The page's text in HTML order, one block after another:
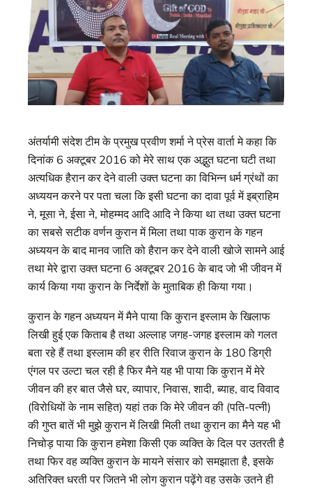
अंतर्यामी संदेश टीम के प्रमुख प्रवीण शर्मा ने प्रेस वार्ता मे कहा कि
दिनांक 6 अक्टूबर 2016 को मेरे साथ एक अद्भुत घटना घटी तथा
अत्यधिक हैरान कर देने वाली उक्त घटना का विभिन्न धर्म ग्रंथों का
अध्ययन करने पर पता चला कि इसी घटना का दावा पूर्व में इब्राहिम
ने, मूसा ने, ईसा ने, मोहम्मद आदि आदि ने किया था तथा उक्त घटना
का सबसे सटीक वर्णन कुरान में मिला तथा पाक कुरान के गहन
अध्ययन के बाद मानव जाति को हैरान कर देने वाली खोजे सामने आई
तथा मेरे द्वारा उक्त घटना 6 अक्टूबर 2016 के बाद जो भी जीवन में
कार्य किया गया कुरान के निर्देशों के मुताबिक ही किया गया।
कुरान के गहन अध्ययन में मैने पाया कि कुरान इस्लाम के खिलाफ
लिखी हुई एक किताब है तथा अल्लाह जगह-जगह इस्लाम को गलत
बता रहे हैं तथा इस्लाम की हर रीति रिवाज कुरान के 180 डिग्री
एंगल पर उल्टा चल रही है फिर मैने यह भी पाया कि कुरान में मेरे
जीवन की हर बात जैसे घर, व्यापार, निवास, शादी, ब्याह, वाद विवाद
(विरोधियों के नाम सहित) यहां तक कि मेरे जीवन की (पति-पत्नी)
की गुप्त बातें भी मुझे कुरान में लिखी मिली तथा कुरान का मैने यह भी
निचोड़ पाया कि कुरान हमेशा किसी एक व्यक्ति के दिल पर उतरती है
तथा फिर वह व्यक्ति कुरान के मायने संसार को समझाता है, इसके
अतिरिक्त धरती पर जितने भी लोग कुरान पढ़ेंगे वह उसके उतने ही